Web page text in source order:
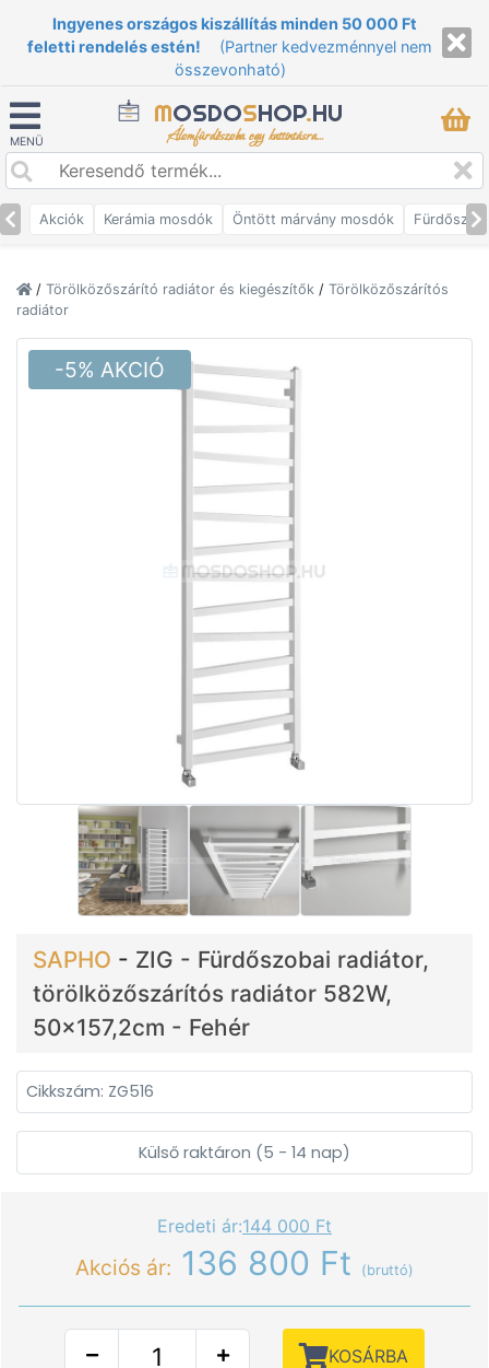
Ingyenes országos kiszállítás minden 50 000 Ft
feletti rendelés estén!
(Partner kedvezménnyel nem
összevonható)
MENÜ
MOSDOSHOP.HU
Álomfürdőszoba egy kattintásra...
Akciók Kerámia mosdók Öntött márvány mosdók
/ Törölközőszárító radiátor és kiegészítők / Törölközőszárítós
radiátor
-5% AKCIÓ
SAPHO - ZIG - Fürdőszobai radiátor,
törölközőszárítós radiátor 582W,
50x157,2cm - Fehér
Cikkszám: ZG516
Külső raktáron (5 - 14 nap)
Eredeti ár:144 000 Ft
Akciós ár: 136 800 Ft (bruttó)
KOSÁRBA